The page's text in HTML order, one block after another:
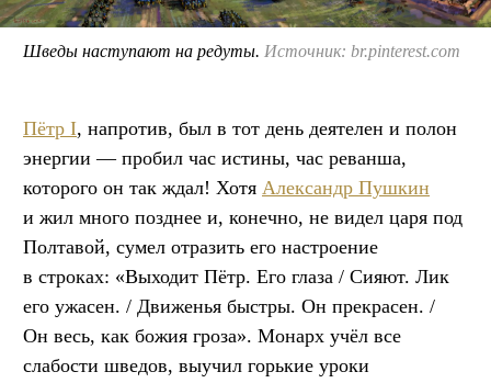
Шведы наступают на редуты. Источник: br.pinterest.com
Пётр I, напротив, был в тот день деятелен и полон
энергии — пробил час истины, час реванша,
которого он так ждал! Хотя Александр Пушкин
и жил много позднее и, конечно, не видел царя под
Полтавой, сумел отразить его настроение
в строках: «Выходит Пётр. Его глаза / Сияют. Лик
его ужасен. / Движенья быстры. Он прекрасен. /
Он весь, как божия гроза». Монарх учёл все
слабости шведов, выучил горькие уроки